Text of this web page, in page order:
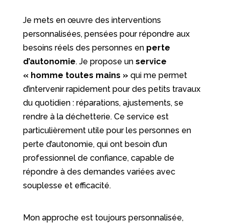
Je mets en œuvre des interventions
personnalisées, pensées pour répondre aux
besoins réels des personnes en perte
d’autonomie. Je propose un service
« homme toutes mains » qui me permet
d’intervenir rapidement pour des petits travaux
du quotidien : réparations, ajustements, se
rendre à la déchetterie. Ce service est
particulièrement utile pour les personnes en
perte d’autonomie, qui ont besoin d’un
professionnel de confiance, capable de
répondre à des demandes variées avec
souplesse et efficacité.
Mon approche est toujours personnalisée,